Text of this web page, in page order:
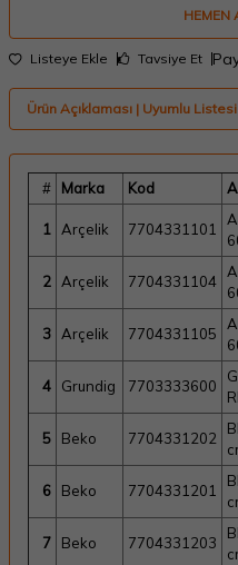
HEMEN
Listeye Ekle Tavsiye Et
Ürün Açıklaması | Uyumlu Listesi
# Marka Kod
1 Arçelik 7704331101
2 Arçelik 7704331104
3 Arçelik 7704331105
4 Grundig 7703333600
5 Beko 7704331202
6 Beko 7704331201
7 Beko 7704331203